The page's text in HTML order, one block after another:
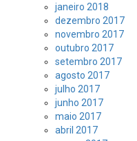
janeiro 2018
dezembro 2017
novembro 2017
outubro 2017
setembro 2017
agosto 2017
julho 2017
junho 2017
maio 2017
abril 2017